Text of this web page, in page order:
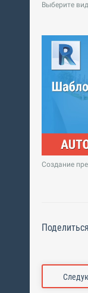
Выберите
Создание
Поделиться